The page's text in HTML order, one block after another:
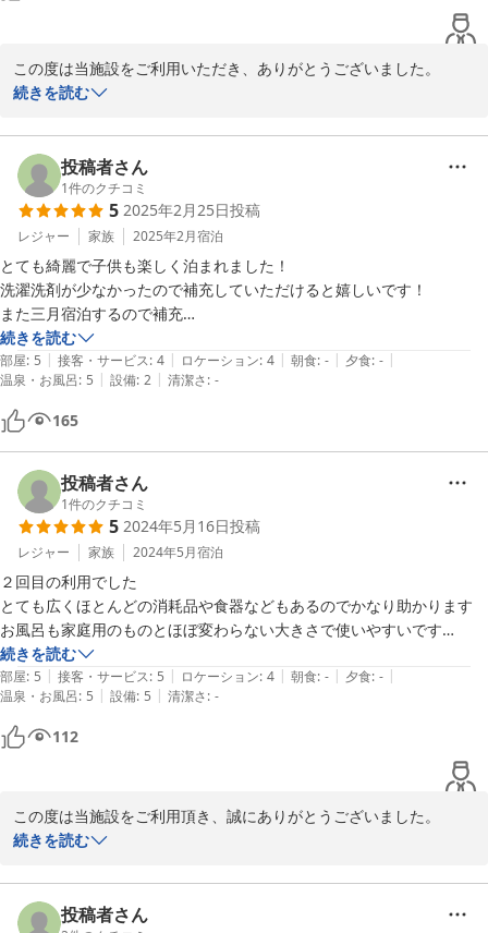
また近い将来お客様をお出迎えできますことを心より願っておりま
2024-12-04
この度は当施設をご利用いただき、ありがとうございました。
ご自宅のようにおくつろぎ頂けたこと、大変嬉しく思います。
す。
再度福岡へお越しの際は、ぜひ当施設をご利用下さいませ。
また近い将来お客様をお出迎えできることを心より願っておりま
す。
ご投稿頂きまして、誠にありがとうございました。
2024-10-08
続きを読む
投稿者さん
1件のクチコミ
5 2025年2月25日投稿
レジャー 家族 2025年2月宿泊
とても綺麗で子供も楽しく泊まれました！
洗濯洗剤が少なかったので補充していただけると嬉しいです！
また三月宿泊するので補充
続きを読む
部屋: 5 | 接客・サービス: 4 | ロケーション: 4 | 朝食: - | 夕食: - |
温泉・お風呂: 5 | 設備: 2 | 清潔さ: -
165
投稿者さん
1件のクチコミ
5 2024年5月16日投稿
レジャー 家族 2024年5月宿泊
２回目の利用でした
とても広くほとんどの消耗品や食器などもあるのでかなり助かります
お風呂も家庭用のものとほぼ変わらない大きさで使いやすいです
また次回も利用したいです
続きを読む
部屋: 5 | 接客・サービス: 5 | ロケーション: 4 | 朝食: - | 夕食: - |
温泉・お風呂: 5 | 設備: 5 | 清潔さ: -
112
この度は当施設をご利用頂き、誠にありがとうございました。
お褒めの言葉を頂戴し、大変光栄でございます。
お客様の快適な滞在が私たちの励みです。次回のご利用を心よりお
待ち申し上げております。今後ともどうぞよろしくお願いいたしま
続きを読む
投稿者さん